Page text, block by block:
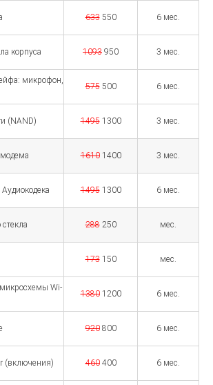
633550 6 мес.
корпуса 1093 950 3 мес.
микрофон,
575500 6 мес.
(NAND) 14951300 3 мес.
16101400 3 мес.
14951300 6 мес.
288250 мес.
173150 мес.
Wi-
13801200 6 мес.
920800 6 мес.
(включения) 460400 6 мес.